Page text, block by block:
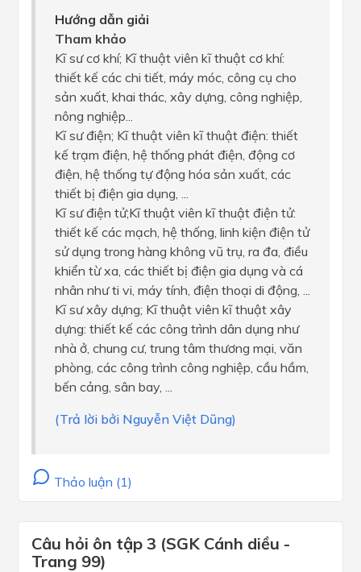
Hướng dẫn giải
Tham khảo
Kĩ sư cơ khí; Kĩ thuật viên kĩ thuật cơ khí:
thiết kế các chi tiết, máy móc, công cụ cho
sản xuất, khai thác, xây dựng, công nghiệp,
nông nghiệp...
Kĩ sư điện; Kĩ thuật viên kĩ thuật điện: thiết
kế trạm điện, hệ thống phát điện, động cơ
điện, hệ thống tự động hóa sản xuất, các
thiết bị điện gia dụng, ...
Kĩ sư điện tử;Kĩ thuật viên kĩ thuật điện tử:
thiết kế các mạch, hệ thống, linh kiện điện tử
sử dụng trong hàng không vũ trụ, ra đa, điều
khiển từ xa, các thiết bị điện gia dụng và cá
nhân như ti vi, máy tính, điện thoại di động, ...
Kĩ sư xây dựng; Kĩ thuật viên kĩ thuật xây
dựng: thiết kế các công trình dân dụng như
nhà ở, chung cư, trung tâm thương mại, văn
phòng, các công trình công nghiệp, cầu hầm,
bến cảng, sân bay, ...
(Trả lời bởi Nguyễn Việt Dũng)
Thảo luận (1)
Câu hỏi ôn tập 3 (SGK Cánh diều -
Trang 99)